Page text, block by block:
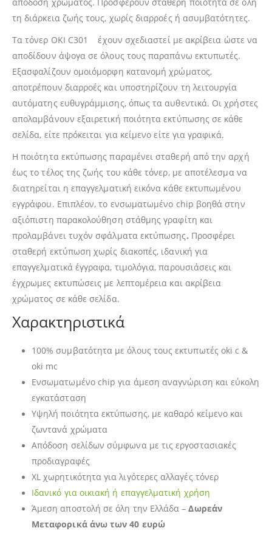
τη διάρκεια ζωής τους, χωρίς διαρροές ή ασυμβατότητες.
Τα τόνερ OKI C301 έχουν σχεδιαστεί με ακρίβεια ώστε να
αποδίδουν άψογα σε όλους τους παραπάνω εκτυπωτές.
Εξασφαλίζουν ομοιόμορφη κατανομή χρώματος,
αποτρέπουν διαρροές και υποστηρίζουν τη λειτουργία
αυτόματης ευθυγράμμισης, όπως τα αυθεντικά. Οι χρήστες
απολαμβάνουν εξαιρετική ποιότητα εκτύπωσης σε κάθε
σελίδα, είτε πρόκειται για κείμενο είτε για γραφικά.
Η ποιότητα εκτύπωσης παραμένει σταθερή από την αρχή
έως το τέλος της ζωής του κάθε τόνερ, με αποτέλεσμα να
διατηρείται η επαγγελματική εικόνα κάθε εκτυπωμένου
εγγράφου. Επιπλέον, το ενσωματωμένο chip βοηθά στην
αξιόπιστη παρακολούθηση στάθμης γραφίτη και
προλαμβάνει τυχόν σφάλματα εκτύπωσης. Προσφέρει
σταθερή εκτύπωση χωρίς διακοπές, ιδανική για
επαγγελματικά έγγραφα, τιμολόγια, παρουσιάσεις και
έγχρωμες εκτυπώσεις με λεπτομέρεια και ακρίβεια
χρώματος σε κάθε σελίδα.
Χαρακτηριστικά
100% συμβατότητα με όλους τους εκτυπωτές oki c &
oki mc
Ενσωματωμένο chip για άμεση αναγνώριση και εύκολη
εγκατάσταση
Υψηλή ποιότητα εκτύπωσης, με καθαρό κείμενο και
ζωντανά χρώματα
Απόδοση σελίδων σύμφωνα με τις εργοστασιακές
προδιαγραφές
XL χωρητικότητα για λιγότερες αλλαγές τόνερ
Ιδανικό για οικιακή ή επαγγελματική χρήση
Άμεση αποστολή σε όλη την Ελλάδα –Δωρεάν
Μεταφορικά άνω των 40 ευρώ